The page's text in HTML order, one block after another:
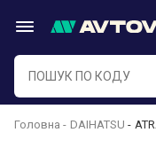
Головна DAIHATSU